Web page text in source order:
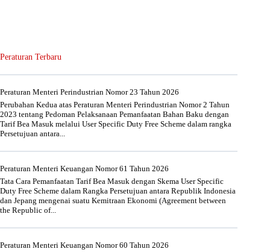
Peraturan Terbaru
Peraturan Menteri Perindustrian Nomor 23 Tahun 2026
Perubahan Kedua atas Peraturan Menteri Perindustrian Nomor 2 Tahun
2023 tentang Pedoman Pelaksanaan Pemanfaatan Bahan Baku dengan
Tarif Bea Masuk melalui User Specific Duty Free Scheme dalam rangka
Persetujuan antara...
Peraturan Menteri Keuangan Nomor 61 Tahun 2026
Tata Cara Pemanfaatan Tarif Bea Masuk dengan Skema User Specific
Duty Free Scheme dalam Rangka Persetujuan antara Republik Indonesia
dan Jepang mengenai suatu Kemitraan Ekonomi (Agreement between
the Republic of...
Peraturan Menteri Keuangan Nomor 60 Tahun 2026